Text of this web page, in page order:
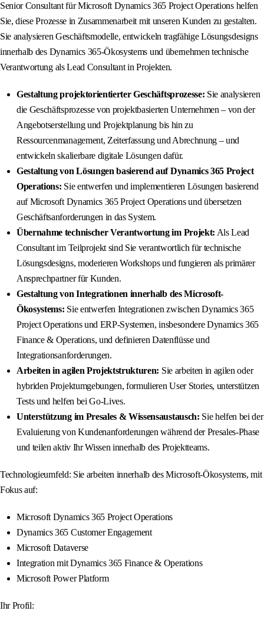
Senior Consultant für Microsoft Dynamics 365 Project Operations helfen
Sie, diese Prozesse in Zusammenarbeit mit unseren Kunden zu gestalten.
Sie analysieren Geschäftsmodelle, entwickeln tragfähige Lösungsdesigns
innerhalb des Dynamics 365-Ökosystems und übernehmen technische
Verantwortung als Lead Consultant in Projekten.
Gestaltung projektorientierter Geschäftsprozesse: Sie analysieren
die Geschäftsprozesse von projektbasierten Unternehmen – von der
Angebotserstellung und Projektplanung bis hin zu
Ressourcenmanagement, Zeiterfassung und Abrechnung – und
entwickeln skalierbare digitale Lösungen dafür.
Gestaltung von Lösungen basierend auf Dynamics 365 Project
Operations: Sie entwerfen und implementieren Lösungen basierend
auf Microsoft Dynamics 365 Project Operations und übersetzen
Geschäftsanforderungen in das System.
Übernahme technischer Verantwortung im Projekt: Als Lead
Consultant im Teilprojekt sind Sie verantwortlich für technische
Lösungsdesigns, moderieren Workshops und fungieren als primärer
Ansprechpartner für Kunden.
Gestaltung von Integrationen innerhalb des Microsoft-
Ökosystems: Sie entwerfen Integrationen zwischen Dynamics 365
Project Operations und ERP-Systemen, insbesondere Dynamics 365
Finance & Operations, und definieren Datenflüsse und
Integrationsanforderungen.
Arbeiten in agilen Projektstrukturen: Sie arbeiten in agilen oder
hybriden Projektumgebungen, formulieren User Stories, unterstützen
Tests und helfen bei Go-Lives.
Unterstützung im Presales & Wissensaustausch: Sie helfen bei der
Evaluierung von Kundenanforderungen während der Presales-Phase
und teilen aktiv Ihr Wissen innerhalb des Projektteams.
Technologieumfeld: Sie arbeiten innerhalb des Microsoft-Ökosystems, mit
Fokus auf:
Microsoft Dynamics 365 Project Operations
Dynamics 365 Customer Engagement
Microsoft Dataverse
Integration mit Dynamics 365 Finance & Operations
Microsoft Power Platform
Ihr Profil: